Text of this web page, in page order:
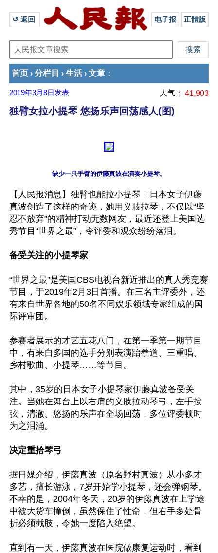
↺ 返回 电子报 正體版
首页 › 分栏目 › 生活 › 文章 ：
2019年3月8日 发表 人气： 41,903
独臂女拉小提琴 悠扬乐声回荡感人(图)
【人民报消息】独臂也能拉小提琴！日本女子伊藤
真波创造了这样的奇迹，她用义肢拉琴，不仅以“坚
忍不放弃”的精神打动无数网友，最近还登上美国选
秀节目“世界之最”，令评委和观众纷纷落泪。
备受关注的小提琴家
“世界之最”是美国CBS电视台新近推出的真人秀竞赛
节目，于2019年2月3日首播。在三名主评委外，还
有来自世界各地的50名不同娱乐领域专家组成的国
际评审团。
参赛者展示的才艺五花八门，在第一季第一期节目
中，有来自多国的选手分别表演跆拳道、三重唱、
乡村歌曲、小提琴……等节目。
其中，35岁的日本女子小提琴家伊藤真波备受关
注。当她在舞台上以右肩的义肢拉动琴弓，左手按
弦，清澈、悠扬的乐声在全场回荡，多位评委顿时
为之泪涌。
决定重拾琴弓
据日媒介绍，伊藤真波（原名野村真波）从小多才
多艺，擅长游泳，7岁开始学小提琴，还会弹钢琴。
不幸的是，2004年冬天，20岁的伊藤真波在上学途
中被大货车撞倒，虽然保住了性命，但右手多处骨
折必须截肢，令她一度陷入绝望。
直到有一天，伊藤真波在医院做康复运动时，看到